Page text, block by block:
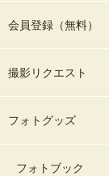
会員登録（無料）
撮影リクエスト
フォトグッズ
フォトブック